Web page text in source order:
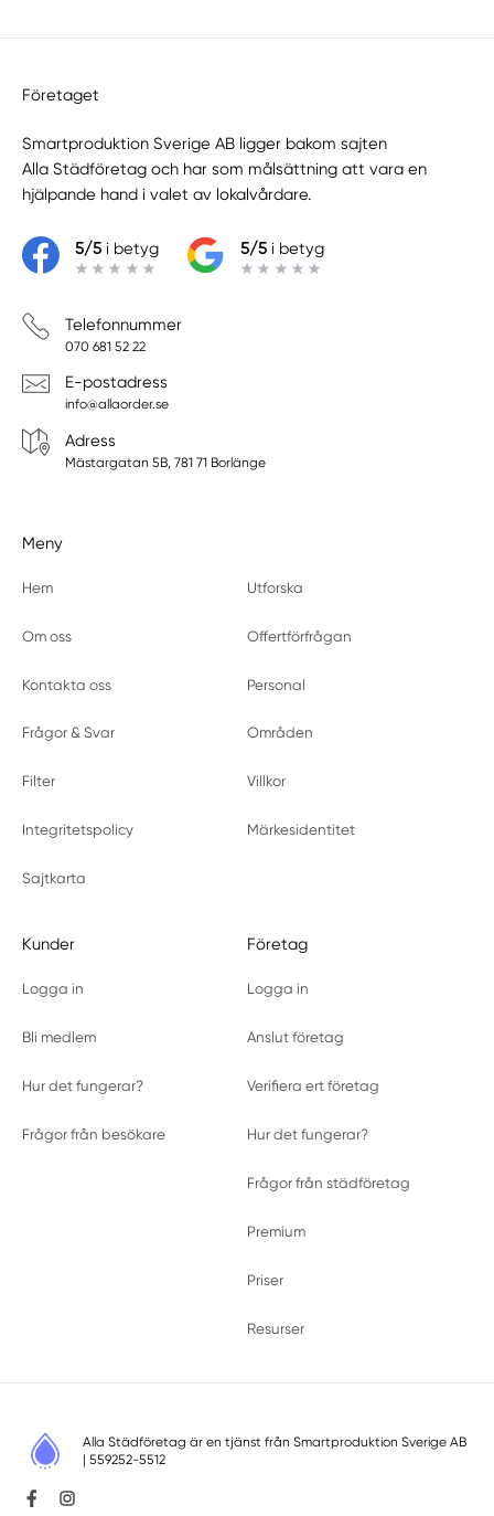
Företaget
Smartproduktion Sverige AB ligger bakom sajten
Alla Städföretag och har som målsättning att vara en
hjälpande hand i valet av lokalvårdare.
5/5i betyg 5/5i betyg
Telefonnummer
070 681 52 22
E-postadress
info@allaorder.se
Adress
Mästargatan 5B, 781 71 Borlänge
Meny
Hem Utforska
Om oss Offertförfrågan
Kontakta oss Personal
Frågor & Svar Områden
Filter Villkor
Integritetspolicy Märkesidentitet
Sajtkarta
Kunder
Logga in
Bli medlem
Hur det fungerar?
Frågor från besökare
Företag
Logga in
Anslut företag
Verifiera ert företag
Hur det fungerar?
Frågor från städföretag
Premium
Priser
Resurser
Alla Städföretag är en tjänst från Smartproduktion Sverige AB
| 559252-5512